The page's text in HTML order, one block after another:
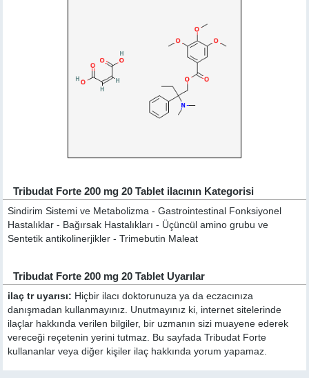
Tribudat Forte 200 mg 20 Tablet ilacının Kategorisi
Sindirim Sistemi ve Metabolizma - Gastrointestinal Fonksiyonel
Hastalıklar - Bağırsak Hastalıkları - Üçüncül amino grubu ve
Sentetik antikolinerjikler - Trimebutin Maleat
Tribudat Forte 200 mg 20 Tablet Uyarılar
ilaç tr uyarısı: Hiçbir ilacı doktorunuza ya da eczacınıza
danışmadan kullanmayınız. Unutmayınız ki, internet sitelerinde
ilaçlar hakkında verilen bilgiler, bir uzmanın sizi muayene ederek
vereceği reçetenin yerini tutmaz. Bu sayfada Tribudat Forte
kullananlar veya diğer kişiler ilaç hakkında yorum yapamaz.